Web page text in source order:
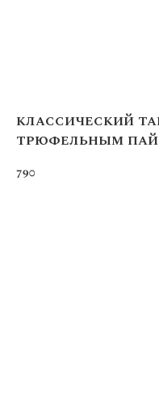
классический
трюфельным пай
790